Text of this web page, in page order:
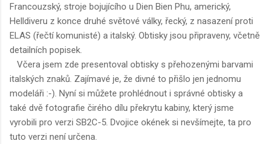
Francouzský, stroje bojujícího u Dien Bien Phu, americký,
Helldiveru z konce druhé světové války, řecký, z nasazení proti
ELAS (řečtí komunisté) a italský. Obtisky jsou připraveny, včetně
detailních popisek.
Včera jsem zde presentoval obtisky s přehozenými barvami
italských znaků. Zajímavé je, že divné to přišlo jen jednomu
modeláři :-). Nyní si můžete prohlédnout i správné obtisky a
také dvě fotografie čirého dílu překrytu kabiny, který jsme
vyrobili pro verzi SB2C-5. Dvojice okének si nevšímejte, ta pro
tuto verzi není určena.